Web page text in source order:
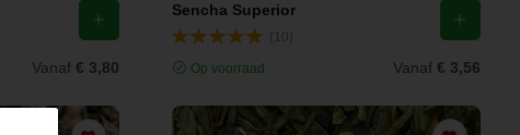
Vanaf € 3,80
Sencha Superior
Op voorraad Vanaf € 3,56